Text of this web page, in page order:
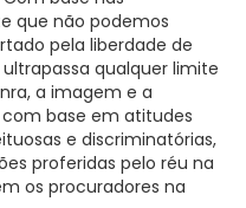
que não podemos
pela liberdade de
qualquer limite
a imagem e a
base em atitudes
e discriminatórias,
proferidas pelo réu na
os procuradores na